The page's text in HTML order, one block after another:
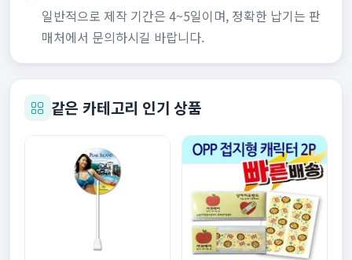
일반적으로 제작 기간은 4~5일이며, 정확한 납기는 판
매처에서 문의하시길 바랍니다.
같은 카테고리 인기 상품